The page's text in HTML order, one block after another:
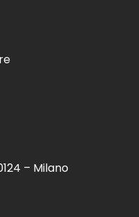
– Milano